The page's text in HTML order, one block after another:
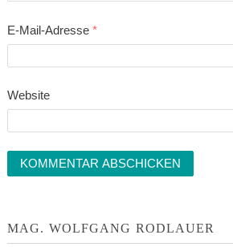
E-Mail-Adresse *
Website
MAG. WOLFGANG RODLAUER